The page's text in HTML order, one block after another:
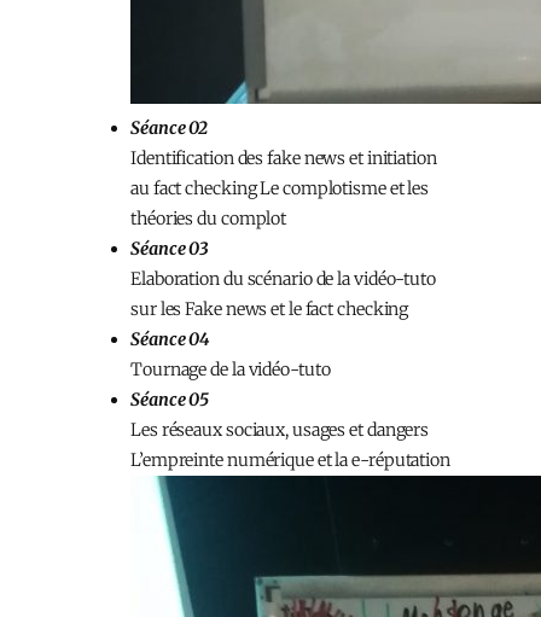
Séance 02
Identification des fake news et initiation
au fact checking Le complotisme et les
théories du complot
Séance 03
Elaboration du scénario de la vidéo-tuto
sur les Fake news et le fact checking
Séance 04
Tournage de la vidéo-tuto
Séance 05​
Les réseaux sociaux, usages et dangers
L’empreinte numérique et la e-réputation